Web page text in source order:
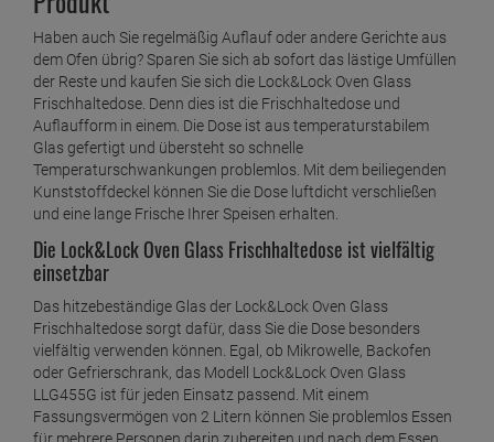
Haben auch Sie regelmäßig Auflauf oder andere Gerichte aus
dem Ofen übrig? Sparen Sie sich ab sofort das lästige Umfüllen
der Reste und kaufen Sie sich die Lock&Lock Oven Glass
Frischhaltedose. Denn dies ist die Frischhaltedose und
Auflaufform in einem. Die Dose ist aus temperaturstabilem
Glas gefertigt und übersteht so schnelle
Temperaturschwankungen problemlos. Mit dem beiliegenden
Kunststoffdeckel können Sie die Dose luftdicht verschließen
und eine lange Frische Ihrer Speisen erhalten.
Die Lock&Lock Oven Glass Frischhaltedose ist vielfältig
einsetzbar
Das hitzebeständige Glas der Lock&Lock Oven Glass
Frischhaltedose sorgt dafür, dass Sie die Dose besonders
vielfältig verwenden können. Egal, ob Mikrowelle, Backofen
oder Gefrierschrank, das Modell Lock&Lock Oven Glass
LLG455G ist für jeden Einsatz passend. Mit einem
Fassungsvermögen von 2 Litern können Sie problemlos Essen
für mehrere Personen darin zubereiten und nach dem Essen